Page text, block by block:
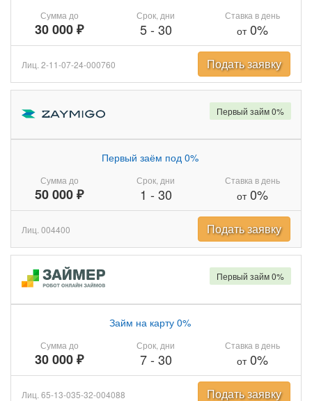
Сумма до
30 000 ₽
Срок, дни
5- 30
Ставка в день
от0%
Лиц. 2-11-07-24-000760 Подать заявку
Сумма до
50 000 ₽
Первый заём под 0%
Срок, дни
1 - 30
Ставка в день
от0%
Первый займ 0%
Лиц. 004400 Подать заявку
Сумма до
30 000 ₽
Займ на карту 0%
Срок, дни
7- 30
Ставка в день
от0%
Первый займ 0%
Лиц. 65-13-035-32-004088 Подать заявку